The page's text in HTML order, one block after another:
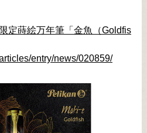
定蒔絵万年筆「金魚（Goldfis
entry/news/020859/